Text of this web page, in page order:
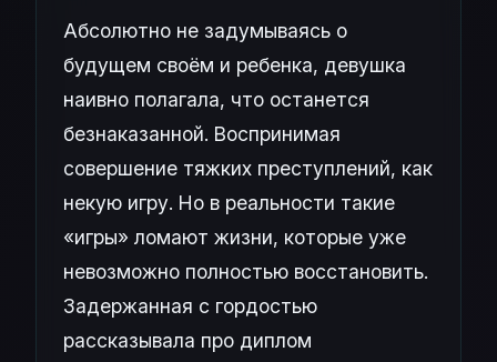
Абсолютно не задумываясь о
будущем своём и ребенка, девушка
наивно полагала, что останется
безнаказанной. Воспринимая
совершение тяжких преступлений, как
некую игру. Но в реальности такие
«игры» ломают жизни, которые уже
невозможно полностью восстановить.
Задержанная с гордостью
рассказывала про диплом